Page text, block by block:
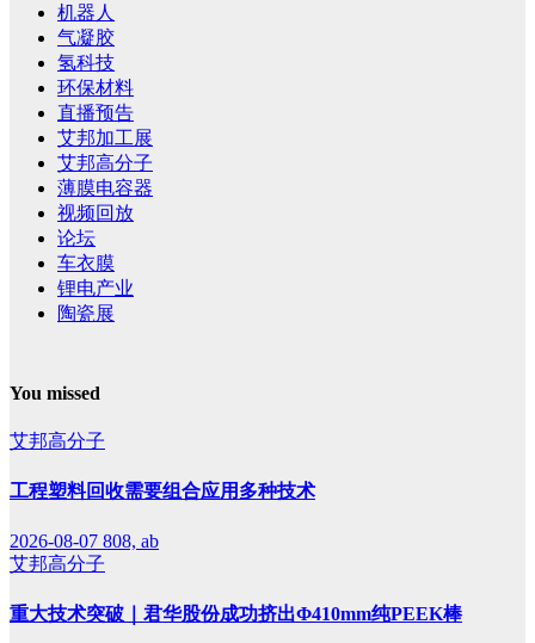
机器人
气凝胶
氢科技
环保材料
直播预告
艾邦加工展
艾邦高分子
薄膜电容器
视频回放
论坛
车衣膜
锂电产业
陶瓷展
You missed
艾邦高分子
工程塑料回收需要组合应用多种技术
2026-08-07 808, ab
艾邦高分子
重大技术突破｜君华股份成功挤出Φ410mm纯PEEK棒